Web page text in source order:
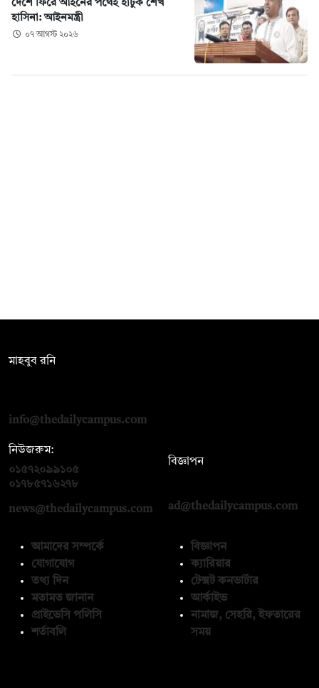
দেশে ফিরে আইনের পথেই হাঁটুক শেখ
হাসিনা: আইনমন্ত্রী
০৭ আগস্ট ২০২৬
মাহবুব রনি
info@thedailycampus.com
নিউজরুম:
০১৫৭২০৯৯১০৫
০১৭৮৫৭১৬২৭৮
news@thedailycampus.com
বিজ্ঞাপন
ad@thedailycampus.com
আমাদের সম্পর্কে
যোগাযোগ
তথ্য দিন
মতামত জানান
প্রাইভেসি পলিসি
শর্তাবলি
বিজ্ঞাপন
ক্যারিয়ার
টেক্সট কনভার্টার
আর্কাইভ
নামাজ, সেহরি, ইফতারের
সময়